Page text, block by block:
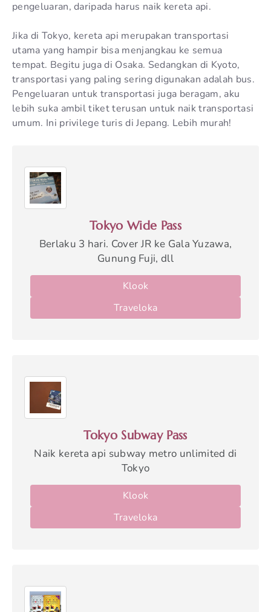
pengeluaran, daripada harus naik kereta api.
Jika di Tokyo, kereta api merupakan transportasi
utama yang hampir bisa menjangkau ke semua
tempat. Begitu juga di Osaka. Sedangkan di Kyoto,
transportasi yang paling sering digunakan adalah bus.
Pengeluaran untuk transportasi juga beragam, aku
lebih suka ambil tiket terusan untuk naik transportasi
umum. Ini privilege turis di Jepang. Lebih murah!
Tokyo Wide Pass
Berlaku 3 hari. Cover JR ke Gala Yuzawa,
Gunung Fuji, dll
Klook
Traveloka
Tokyo Subway Pass
Naik kereta api subway metro unlimited di
Tokyo
Klook
Traveloka